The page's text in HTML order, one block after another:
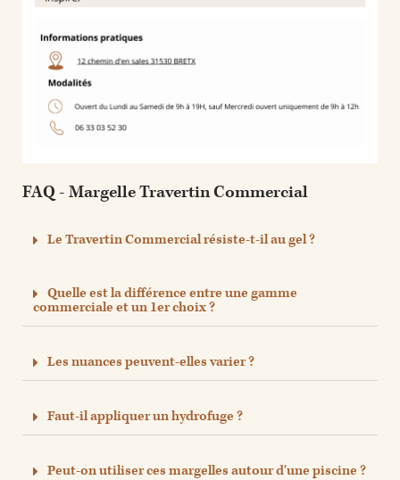
FAQ - Margelle Travertin Commercial
Le Travertin Commercial résiste-t-il au gel ?
Quelle est la différence entre une gamme
commerciale et un 1er choix ?
Les nuances peuvent-elles varier ?
Faut-il appliquer un hydrofuge ?
Peut-on utiliser ces margelles autour d'une piscine ?